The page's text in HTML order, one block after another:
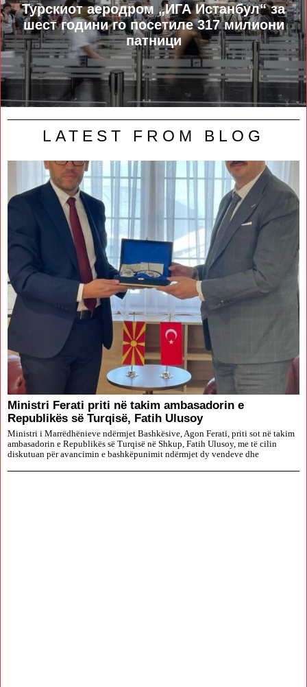
Турскиот аеродром „ИГА Истанбул“ за
шест години го посетиле 317 милиони
патници
LATEST FROM BLOG
Ministri Ferati priti në takim ambasadorin e
Republikës së Turqisë, Fatih Ulusoy
Ministri i Marrëdhënieve ndërmjet Bashkësive, Agon Ferati, priti sot në takim
ambasadorin e Republikës së Turqisë në Shkup, Fatih Ulusoy, me të cilin
diskutuan për avancimin e bashkëpunimit ndërmjet dy vendeve dhe